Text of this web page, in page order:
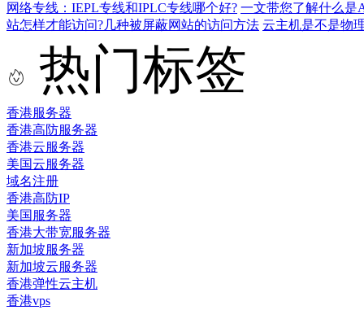
网络专线：IEPL专线和IPLC专线哪个好? 一文带您了解什么是
站怎样才能访问?几种被屏蔽网站的访问方法 云主机是不是物
热门标签
香港服务器
香港高防服务器
香港云服务器
美国云服务器
域名注册
香港高防IP
美国服务器
香港大带宽服务器
新加坡服务器
新加坡云服务器
香港弹性云主机
香港vps